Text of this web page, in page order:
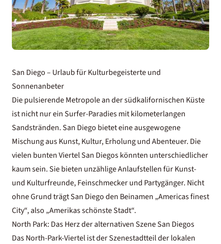
San Diego – Urlaub für Kulturbegeisterte und
Sonnenanbeter
Die pulsierende Metropole an der südkalifornischen Küste
ist nicht nur ein Surfer-Paradies mit kilometerlangen
Sandstränden. San Diego bietet eine ausgewogene
Mischung aus Kunst, Kultur, Erholung und Abenteuer. Die
vielen bunten Viertel San Diegos könnten unterschiedlicher
kaum sein. Sie bieten unzählige Anlaufstellen für Kunst-
und Kulturfreunde, Feinschmecker und Partygänger. Nicht
ohne Grund trägt San Diego den Beinamen „Americas finest
City“, also „Amerikas schönste Stadt“.
North Park: Das Herz der alternativen Szene San Diegos
Das North-Park-Viertel ist der Szenestadtteil der lokalen